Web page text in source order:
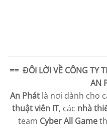
== ĐÔI LỜI VỀ CÔNG TY
AN
An Phát là nơi dành cho
thuật viên IT, các nhà
team Cyber All Game